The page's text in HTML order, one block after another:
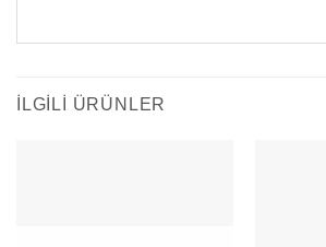
İLGILI ÜRÜNLER